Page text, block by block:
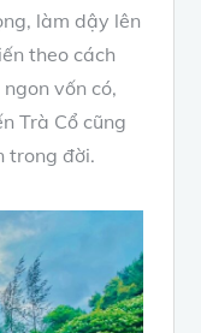
làm dậy lên
theo cách
vốn có,
Trà Cổ cũng
trong đời.